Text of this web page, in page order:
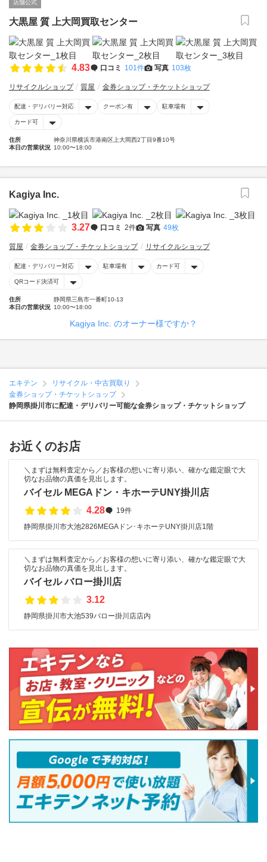
店舗公式
大黒屋 質 上大岡買取センター
4.83 口コミ 101件 写真 103枚
リサイクルショップ 質屋 金券ショップ・チケットショップ
配達・デリバリー対応 クーポン有 駐車場有
カード可
住所
神奈川県横浜市港南区上大岡西2丁目9番10号
本日の営業状況 10:00〜18:00
Kagiya Inc.
3.27 口コミ 2件 写真 49枚
質屋 金券ショップ・チケットショップ リサイクルショップ
配達・デリバリー対応 駐車場有 カード可
QRコード決済可
住所
静岡県三島市一番町10-13
本日の営業状況 10:00〜18:00
Kagiya Inc. のオーナー様ですか？
エキテン
リサイクル・中古買取り
金券ショップ・チケットショップ
静岡県掛川市に配達・デリバリー可能な金券ショップ・チケットショップ
お近くのお店
＼まずは無料査定から／お客様の想いに寄り添い、確かな鑑定眼で大
切なお品物の真価を見出します。
バイセル MEGAドン・キホーテUNY掛川店
4.28
19件
静岡県掛川市大池2826MEGAドン･キホーテUNY掛川店1階
＼まずは無料査定から／お客様の想いに寄り添い、確かな鑑定眼で大
切なお品物の真価を見出します。
バイセル バロー掛川店
3.12
静岡県掛川市大池539バロー掛川店店内